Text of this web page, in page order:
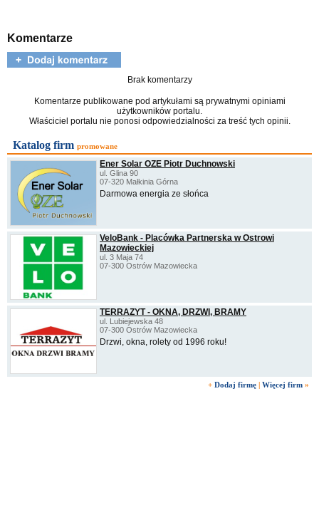
Komentarze
Brak komentarzy
Komentarze publikowane pod artykułami są prywatnymi opiniami
użytkowników portalu.
Właściciel portalu nie ponosi odpowiedzialności za treść tych opinii.
Katalog firm promowane
Ener Solar OZE Piotr Duchnowski
ul. Glina 90
07-320 Małkinia Górna
Darmowa energia ze słońca
VeloBank - Placówka Partnerska w Ostrowi
Mazowieckiej
ul. 3 Maja 74
07-300 Ostrów Mazowiecka
TERRAZYT - OKNA, DRZWI, BRAMY
ul. Lubiejewska 48
07-300 Ostrów Mazowiecka
Drzwi, okna, rolety od 1996 roku!
+ Dodaj firmę | Więcej firm »